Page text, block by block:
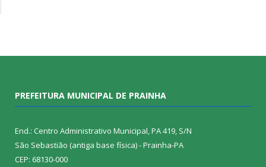
PREFEITURA MUNICIPAL DE PRAINHA
End.: Centro Administrativo Municipal, PA 419, S/N
São Sebastião (antiga base física) - Prainha-PA
CEP: 68130-000